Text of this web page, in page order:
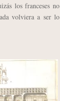
los franceses no
volviera a ser lo